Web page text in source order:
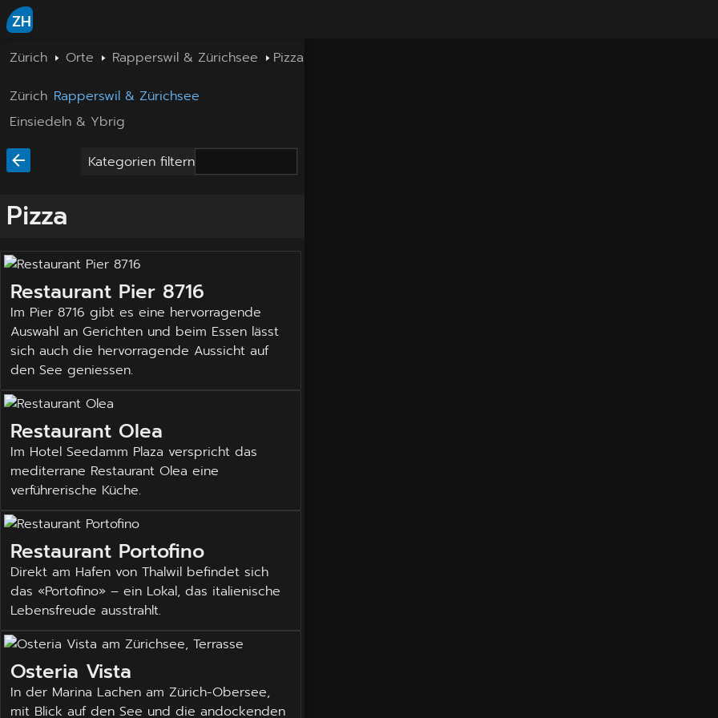
ZH
Zürich Orte Rapperswil & Zürichsee
Pizza
Zürich Rapperswil & Zürichsee
Einsiedeln & Ybrig
Kategorien filtern
Pizza
Restaurant Pier 8716
Im Pier 8716 gibt es eine hervorragende
Auswahl an Gerichten und beim Essen lässt
sich auch die hervorragende Aussicht auf
den See geniessen.
Restaurant Olea
Im Hotel Seedamm Plaza verspricht das
mediterrane Restaurant Olea eine
verführerische Küche.
Restaurant Portofino
Direkt am Hafen von Thalwil befindet sich
das «Portofino» – ein Lokal, das italienische
Lebensfreude ausstrahlt.
Osteria Vista
In der Marina Lachen am Zürich-Obersee,
mit Blick auf den See und die andockenden